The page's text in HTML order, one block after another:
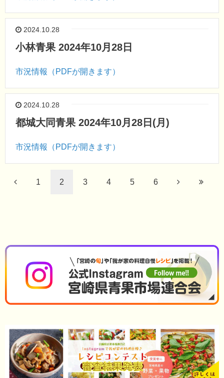
2024.10.28
小林青果 2024年10月28日
市況情報（PDFが開きます）
2024.10.28
都城大同青果 2024年10月28日(月)
市況情報（PDFが開きます）
1 2 3 4 5 6